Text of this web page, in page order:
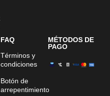
FAQ
Términos y
condiciones
Botón de
arrepentimiento
MÉTODOS DE
PAGO